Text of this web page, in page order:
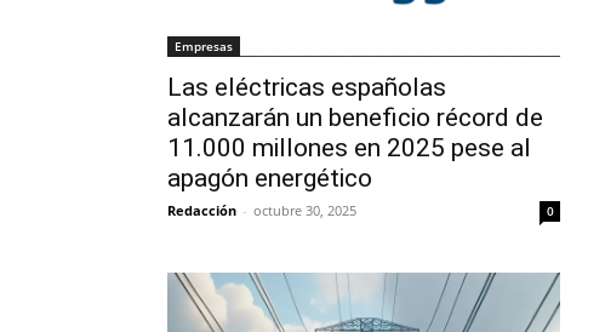
Empresas
Las eléctricas españolas
alcanzarán un beneficio récord de
11.000 millones en 2025 pese al
apagón energético
Redacción - octubre 30, 2025 0